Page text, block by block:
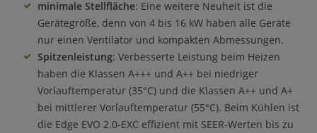
minimale Stellfläche: Eine weitere Neuheit ist die
Gerätegröße, denn von 4 bis 16 kW haben alle Geräte
nur einen Ventilator und kompakten Abmessungen.
Spitzenleistung: Verbesserte Leistung beim Heizen
haben die Klassen A+++ und A++ bei niedriger
Vorlauftemperatur (35°C) und die Klassen A++ und A+
bei mittlerer Vorlauftemperatur (55°C). Beim Kühlen ist
die Edge EVO 2.0-EXC effizient mit SEER-Werten bis zu